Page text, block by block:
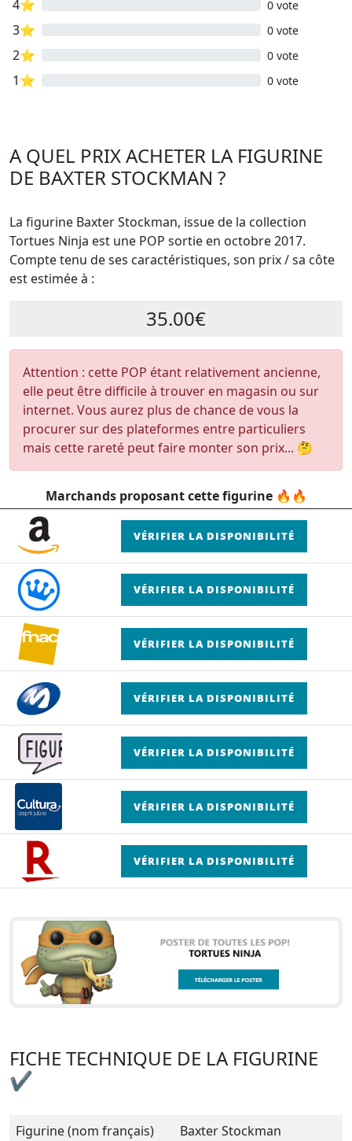
4⭐ 0 vote
3⭐ 0 vote
2⭐ 0 vote
1⭐ 0 vote
A QUEL PRIX ACHETER LA FIGURINE
DE BAXTER STOCKMAN ?
La figurine Baxter Stockman, issue de la collection
Tortues Ninja est une POP sortie en octobre 2017.
Compte tenu de ses caractéristiques, son prix / sa côte
est estimée à :
35.00€
Attention : cette POP étant relativement ancienne,
elle peut être difficile à trouver en magasin ou sur
internet. Vous aurez plus de chance de vous la
procurer sur des plateformes entre particuliers
mais cette rareté peut faire monter son prix... 🤔
Marchands proposant cette figurine 🔥🔥
VÉRIFIER LA DISPONIBILITÉ
VÉRIFIER LA DISPONIBILITÉ
VÉRIFIER LA DISPONIBILITÉ
VÉRIFIER LA DISPONIBILITÉ
VÉRIFIER LA DISPONIBILITÉ
VÉRIFIER LA DISPONIBILITÉ
VÉRIFIER LA DISPONIBILITÉ
FICHE TECHNIQUE DE LA FIGURINE
✔
Figurine (nom français)
Baxter Stockman